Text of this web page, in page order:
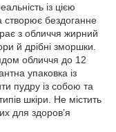
із цією
бездоганне
з обличчя жирний
й дрібні зморшки.
обличчя до 12
упаковка із
пудру із собою та
шкіри. Не містить
для здоров’я